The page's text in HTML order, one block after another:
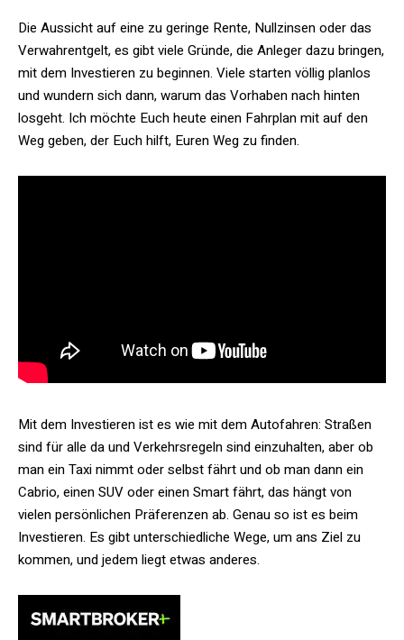
Die Aussicht auf eine zu geringe Rente, Nullzinsen oder das
Verwahrentgelt, es gibt viele Gründe, die Anleger dazu bringen,
mit dem Investieren zu beginnen. Viele starten völlig planlos
und wundern sich dann, warum das Vorhaben nach hinten
losgeht. Ich möchte Euch heute einen Fahrplan mit auf den
Weg geben, der Euch hilft, Euren Weg zu finden.
Mit dem Investieren ist es wie mit dem Autofahren: Straßen
sind für alle da und Verkehrsregeln sind einzuhalten, aber ob
man ein Taxi nimmt oder selbst fährt und ob man dann ein
Cabrio, einen SUV oder einen Smart fährt, das hängt von
vielen persönlichen Präferenzen ab. Genau so ist es beim
Investieren. Es gibt unterschiedliche Wege, um ans Ziel zu
kommen, und jedem liegt etwas anderes.